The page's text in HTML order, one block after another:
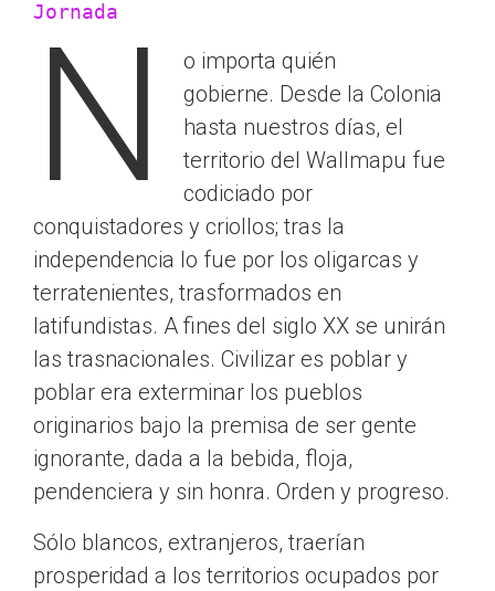
Jornada
N
o importa quién
gobierne. Desde la Colonia
hasta nuestros días, el
territorio del Wallmapu fue
codiciado por
conquistadores y criollos; tras la
independencia lo fue por los oligarcas y
terratenientes, trasformados en
latifundistas. A fines del siglo XX se unirán
las trasnacionales. Civilizar es poblar y
poblar era exterminar los pueblos
originarios bajo la premisa de ser gente
ignorante, dada a la bebida, floja,
pendenciera y sin honra. Orden y progreso.
Sólo blancos, extranjeros, traerían
prosperidad a los territorios ocupados por